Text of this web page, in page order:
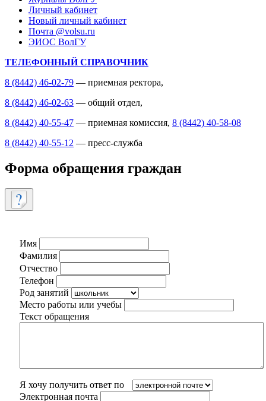
Личный кабинет
Новый личный кабинет
Почта @volsu.ru
ЭИОС ВолГУ
ТЕЛЕФОННЫЙ СПРАВОЧНИК
8 (8442) 46-02-79 — приемная ректора,
8 (8442) 46-02-63 — общий отдел,
8 (8442) 40-55-47 — приемная комиссия, 8 (8442) 40-58-08
8 (8442) 40-55-12 — пресс-служба
Форма обращения граждан
Имя
Фамилия
Отчество
Телефон
Род занятий
Место работы или учебы
Текст обращения
Я хочу получить ответ по
Электронная почта